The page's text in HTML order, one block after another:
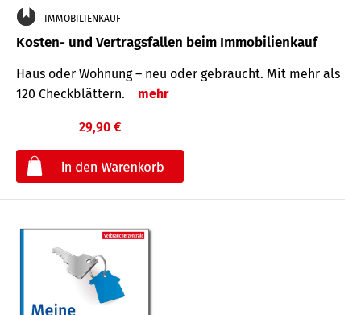
IMMOBILIENKAUF
Kosten- und Vertragsfallen beim Immobilienkauf
Haus oder Wohnung – neu oder gebraucht. Mit mehr als
120 Check­blättern.
mehr
29,90 €